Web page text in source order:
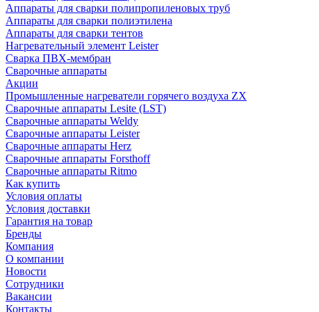
Аппараты для сварки полипропиленовых труб
Аппараты для сварки полиэтилена
Аппараты для сварки тентов
Нагревательный элемент Leister
Сварка ПВХ-мембран
Сварочные аппараты
Акции
Промышленные нагреватели горячего воздуха ZX
Сварочные аппараты Lesite (LST)
Сварочные аппараты Weldy
Сварочные аппараты Leister
Сварочные аппараты Herz
Сварочные аппараты Forsthoff
Сварочные аппараты Ritmo
Как купить
Условия оплаты
Условия доставки
Гарантия на товар
Бренды
Компания
О компании
Новости
Сотрудники
Вакансии
Контакты